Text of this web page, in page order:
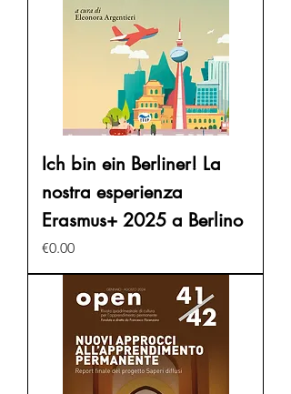
Ich bin ein Berliner! La
nostra esperienza
Erasmus+ 2025 a Berlino
Price
€0.00